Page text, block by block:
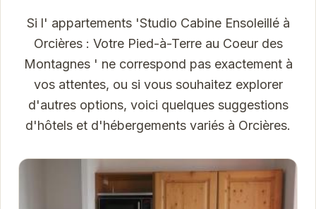
Si l' appartements 'Studio Cabine Ensoleillé à
Orcières : Votre Pied-à-Terre au Coeur des
Montagnes ' ne correspond pas exactement à
vos attentes, ou si vous souhaitez explorer
d'autres options, voici quelques suggestions
d'hôtels et d'hébergements variés à Orcières.